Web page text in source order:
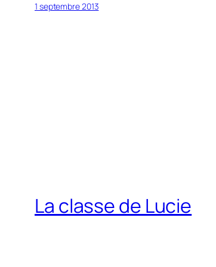
1 septembre 2013
La classe de Lucie